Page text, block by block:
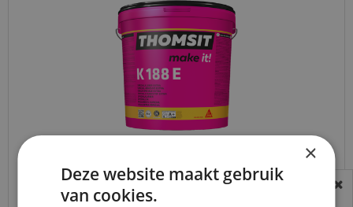
Thomsit PVC lijm K188 E Aquaplast 13 KG
BEREIKBAARHEID
×
Deze website maakt gebruik
van cookies.